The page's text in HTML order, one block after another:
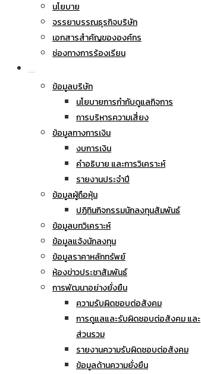
นโยบาย
จรรยาบรรณธุรกิจบริษัท
เอกสารสำคัญขององค์กร
ช่องทางการร้องเรียน
ข้อมูลบริษัท
นโยบายการกำกับดูแลกิจการ
การบริหารความเสี่ยง
ข้อมูลทางการเงิน
งบการเงิน
คำอธิบาย และการวิเคราะห์
รายงานประจำปี
ข้อมูลผู้ถือหุ้น
ปฏิทินกิจกรรมนักลงทุนสัมพันธ์
ข้อมูลบทวิเคราะห์
ข้อมูลแจ้งนักลงทุน
ข้อมูลราคาหลักทรัพย์
ห้องข่าวประชาสัมพันธ์
การพัฒนาอย่างยั่งยืน
ความรับผิดชอบต่อสังคม
การดูแลและรับผิดชอบต่อสังคม และ
ส่วนรวม
รายงานความรับผิดชอบต่อสังคม
ข้อมูลด้านความยั่งยืน